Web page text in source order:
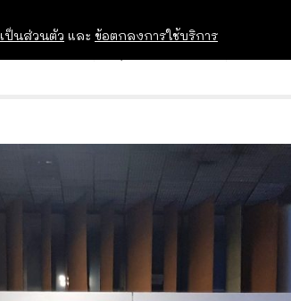
ป็นส่วนตัว และ ข้อตกลงการใช้บริการ